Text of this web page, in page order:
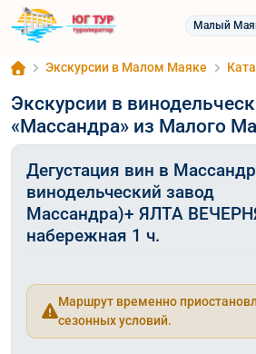
Малый
Экскурсии в Малом Маяке
Экскурсии в
«Массандра» из Малого
Дегустация вин в
винодельческий завод
Массандра)+ ЯЛТА
набережная 1 ч.
Маршрут временно
сезонных условий.